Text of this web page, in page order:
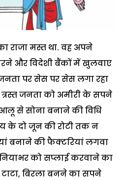
राजा मस्त था. वह अपने
और विदेशी बैंकों में खुलवाए
पर सेस पर सेस लगा रहा
त्रस्त जनता को अमीरी के सपने
से सोना बनाने की विधि
के दो जून की रोटी तक न
बनाने की फैक्टरियां लगवा
को सप्लाई करवाने का
टाटा, बिरला बनने का सपने